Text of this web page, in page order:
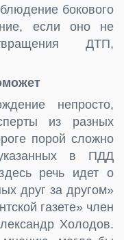
бокового
если оно не
ДТП,
непросто,
из разных
порой сложно
в ПДД
речь идет о
друг за другом»
газете» член
Холодов.